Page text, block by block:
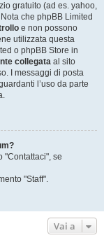
gratuito (ad es. yahoo,
che phpBB Limited
e non possono
utilizzata questa
o phpBB Store in
collegata al sito
I messaggi di posta
l’uso da parte
"Contattaci", se
"Staff".
Vai a